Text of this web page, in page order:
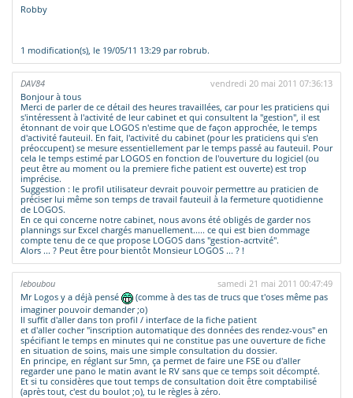
Robby
1 modification(s), le 19/05/11 13:29 par robrub.
DAV84
vendredi 20 mai 2011 07:36:13
Bonjour à tous
Merci de parler de ce détail des heures travaillées, car pour les praticiens qui
s'intéressent à l'activité de leur cabinet et qui consultent la "gestion", il est
étonnant de voir que LOGOS n'estime que de façon approchée, le temps
d'activité fauteuil. En fait, l'activité du cabinet (pour les praticiens qui s'en
préoccupent) se mesure essentiellement par le temps passé au fauteuil. Pour
cela le temps estimé par LOGOS en fonction de l'ouverture du logiciel (ou
peut être au moment ou la premiere fiche patient est ouverte) est trop
imprécise.
Suggestion : le profil utilisateur devrait pouvoir permettre au praticien de
préciser lui même son temps de travail fauteuil à la fermeture quotidienne
de LOGOS.
En ce qui concerne notre cabinet, nous avons été obligés de garder nos
plannings sur Excel chargés manuellement..... ce qui est bien dommage
compte tenu de ce que propose LOGOS dans "gestion-acrtvité".
Alors ... ? Peut être pour bientôt Monsieur LOGOS ... ? !
leboubou
samedi 21 mai 2011 00:47:49
Mr Logos y a déjà pensé
(comme à des tas de trucs que t'oses même pas
imaginer pouvoir demander ;o)
Il suffit d'aller dans ton profil / interface de la fiche patient
et d'aller cocher "inscription automatique des données des rendez-vous" en
spécifiant le temps en minutes qui ne constitue pas une ouverture de fiche
en situation de soins, mais une simple consultation du dossier.
En principe, en réglant sur 5mn, ça permet de faire une FSE ou d'aller
regarder une pano le matin avant le RV sans que ce temps soit décompté.
Et si tu considères que tout temps de consultation doit être comptabilisé
(après tout, c'est du boulot ;o), tu le règles à zéro.